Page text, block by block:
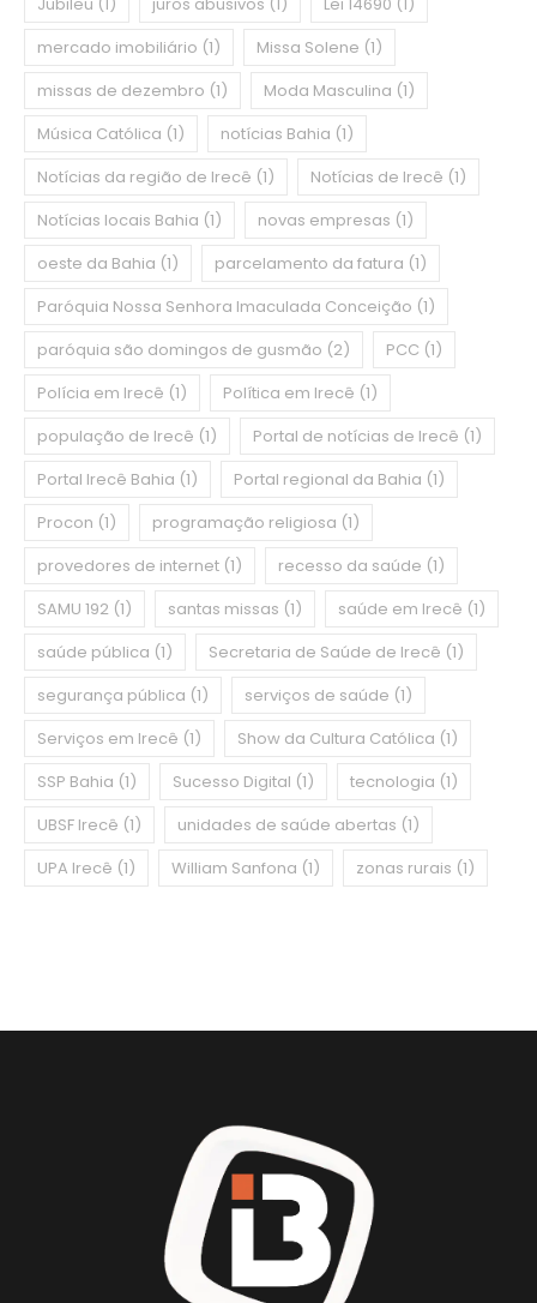
mercado imobiliário (1) Missa Solene (1)
missas de dezembro (1) Moda Masculina (1)
Música Católica (1) notícias Bahia (1)
Notícias da região de Irecê (1) Notícias de Irecê (1)
Notícias locais Bahia (1) novas empresas (1)
oeste da Bahia (1) parcelamento da fatura (1)
Paróquia Nossa Senhora Imaculada Conceição (1)
paróquia são domingos de gusmão (2) PCC (1)
Polícia em Irecê (1) Política em Irecê (1)
população de Irecê (1) Portal de notícias de Irecê (1)
Portal Irecê Bahia (1) Portal regional da Bahia (1)
Procon (1) programação religiosa (1)
provedores de internet (1) recesso da saúde (1)
SAMU 192 (1) santas missas (1) saúde em Irecê (1)
saúde pública (1) Secretaria de Saúde de Irecê (1)
segurança pública (1) serviços de saúde (1)
Serviços em Irecê (1) Show da Cultura Católica (1)
SSP Bahia (1) Sucesso Digital (1) tecnologia (1)
UBSF Irecê (1) unidades de saúde abertas (1)
UPA Irecê (1) William Sanfona (1) zonas rurais (1)